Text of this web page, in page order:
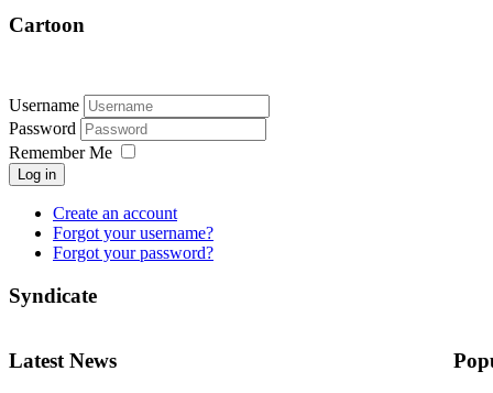
Cartoon
Username
Password
Remember Me
Log in
Create an account
Forgot your username?
Forgot your password?
Syndicate
Latest News